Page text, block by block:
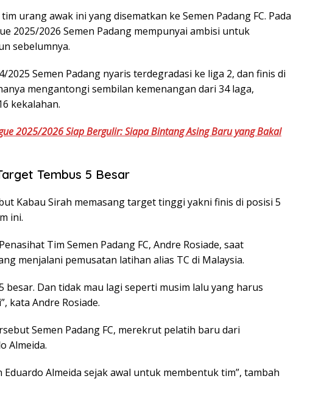
urang awak ini yang disematkan ke Semen Padang FC. Pada
2025/2026 Semen Padang mempunyai ambisi untuk
sebelumnya.
2025 Semen Padang nyaris terdegradasi ke liga 2, dan finis di
mengantongi sembilan kemenangan dari 34 laga,
kekalahan.
2025/2026 Siap Bergulir: Siapa Bintang Asing Baru yang Bakal
Tembus 5 Besar
Kabau Sirah memasang target tinggi yakni finis di posisi 5
ini.
Tim Semen Padang FC, Andre Rosiade, saat
menjalani pemusatan latihan alias TC di Malaysia.
besar. Dan tidak mau lagi seperti musim lalu yang harus
kata Andre Rosiade.
Semen Padang FC, merekrut pelatih baru dari
Almeida.
Almeida sejak awal untuk membentuk tim”, tambah